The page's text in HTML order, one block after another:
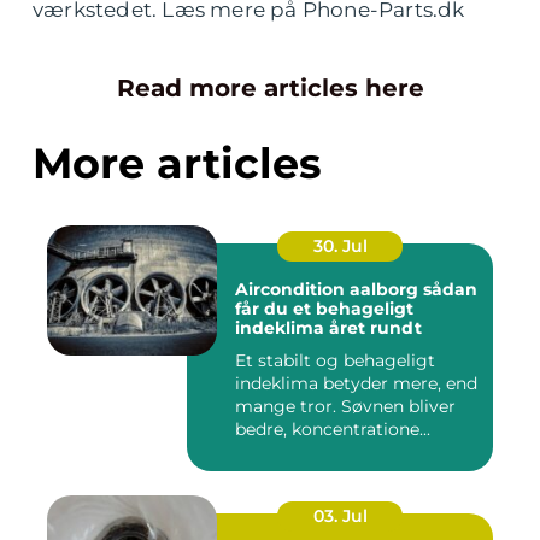
værkstedet. Læs mere på Phone-Parts.dk
Read more articles here
More articles
30. Jul
Aircondition aalborg sådan
får du et behageligt
indeklima året rundt
Et stabilt og behageligt
indeklima betyder mere, end
mange tror. Søvnen bliver
bedre, koncentratione...
03. Jul